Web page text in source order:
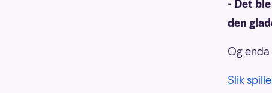
- Det
den
Og
Slik